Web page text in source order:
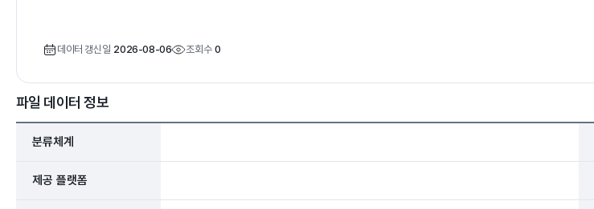
데이터 갱신일 2026-08-06 조회수 0
파일 데이터 정보
분류체계
제공 플랫폼